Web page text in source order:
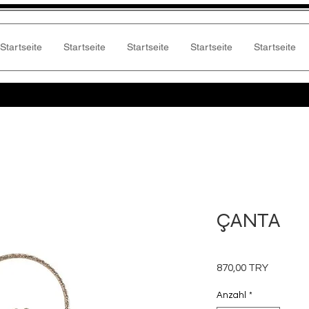
Startseite Startseite Startseite Startseite Startseite
ÇANTA
870,00 TRYPreis
Anzahl *